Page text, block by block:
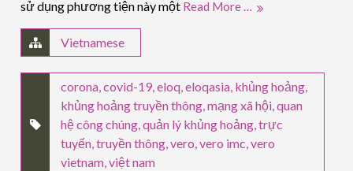
sử dụng phương tiện này một Read More …
Vietnamese
corona,covid-19,eloq,eloqasia, khủng hoảng,
khủng hoảng truyền thông,mạng xã hội,quan
hệ công chúng,quản lý khủng hoảng,trực
tuyến,truyền thông,vero,vero imc,vero
vietnam,việt nam